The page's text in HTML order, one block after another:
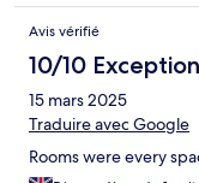
Avis vérifié
10/10
15 mars 2025
Traduire avec Google
Rooms were every